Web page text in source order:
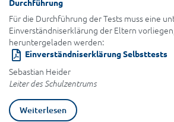
Durchführung
Für die Durchführung der Tests muss eine
Einverständniserklärung der Eltern
heruntergeladen werden:
Einverständniserklärung Selbsttests
Sebastian Heider
Leiter des Schulzentrums
Weiterlesen